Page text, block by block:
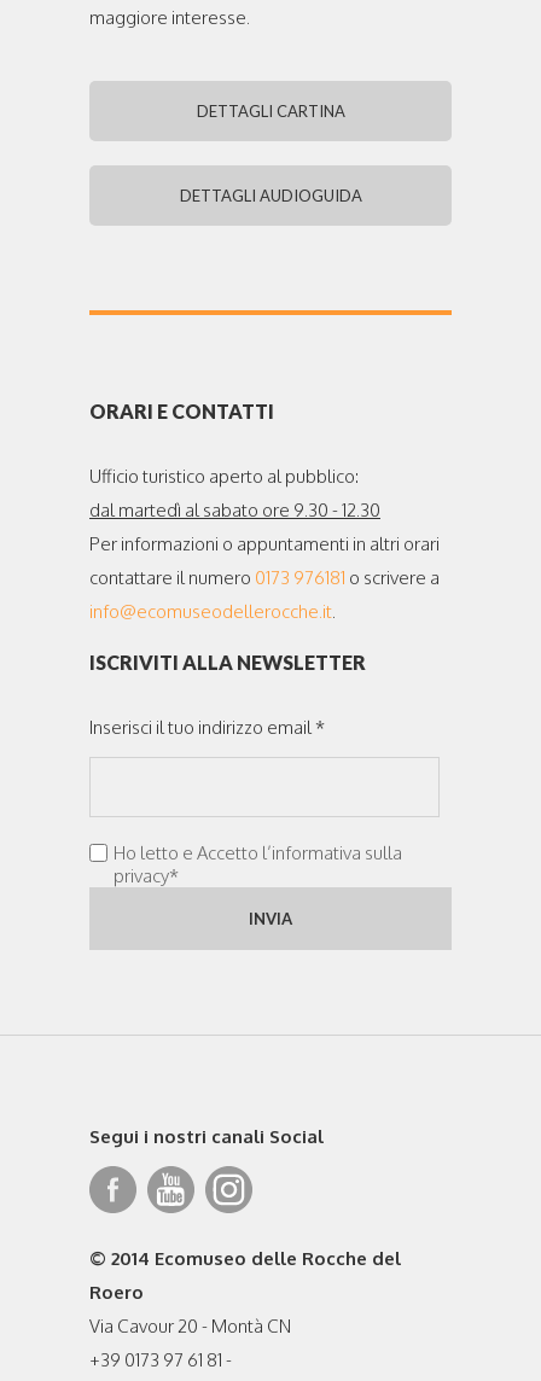
maggiore interesse.
DETTAGLI CARTINA
DETTAGLI AUDIOGUIDA
ORARI E CONTATTI
Ufficio turistico aperto al pubblico:
dal martedì al sabato ore 9.30 - 12.30
Per informazioni o appuntamenti in altri orari
contattare il numero 0173 976181 o scrivere a
info@ecomuseodellerocche.it.
ISCRIVITI ALLA NEWSLETTER
Inserisci il tuo indirizzo email *
Ho letto e Accetto l’informativa sulla
privacy*
Segui i nostri canali Social
© 2014 Ecomuseo delle Rocche del
Roero
Via Cavour 20 - Montà CN
+39 0173 97 61 81 -